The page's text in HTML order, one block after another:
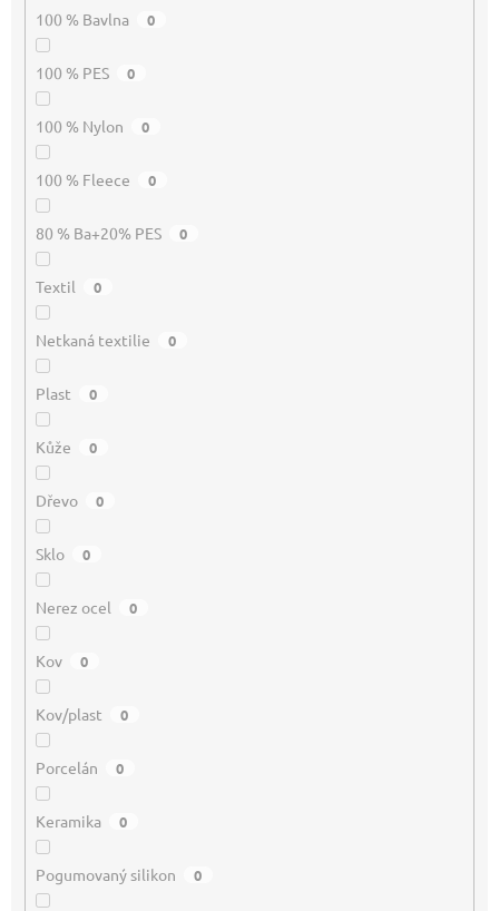
100 % Bavlna 0
100 % PES 0
100 % Nylon 0
100 % Fleece 0
80 % Ba+20% PES 0
Textil 0
Netkaná textilie 0
Plast 0
Kůže 0
Dřevo 0
Sklo 0
Nerez ocel 0
Kov 0
Kov/plast 0
Porcelán 0
Keramika 0
Pogumovaný silikon 0